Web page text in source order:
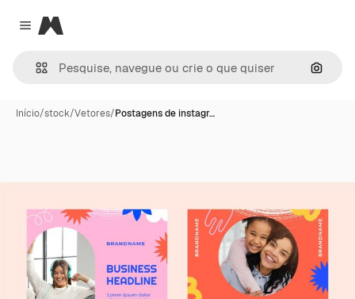
Close menu
Magnific
Início/stock/Vetores/Postagens de instagr…